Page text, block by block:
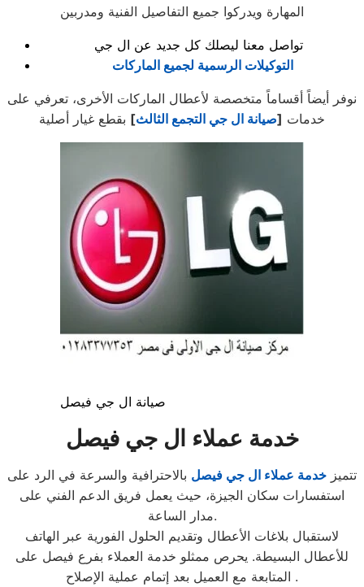
المهارة ويدركوا جميع التفاصيل الفنية ومدربين
تواصل معنا ليصلك كل جديد عن ال جي
التوكيلات الرسمية لجميع الماركات
نوفر أيضاً أقساماً متخصصة لأعطال الماركات الأخرى، تعرفي على
خدمات [صيانة ال جي التجمع الثالث] بقطع غيار أصلية
صيانة ال جي فيصل
خدمة عملاء ال جي فيصل
تتميز خدمة عملاء ال جي فيصل بالاحترافية والسرعة في الرد على
استفسارات سكان الجيزة، حيث يعمل فريق الدعم الفني على
مدار الساعة.
لاستقبال بلاغات الأعطال وتقديم الحلول الفورية عبر الهاتف
للأعطال البسيطة. يحرص ممثلو خدمة العملاء بفرع فيصل على
المتابعة مع العميل بعد إتمام عملية الإصلاح .